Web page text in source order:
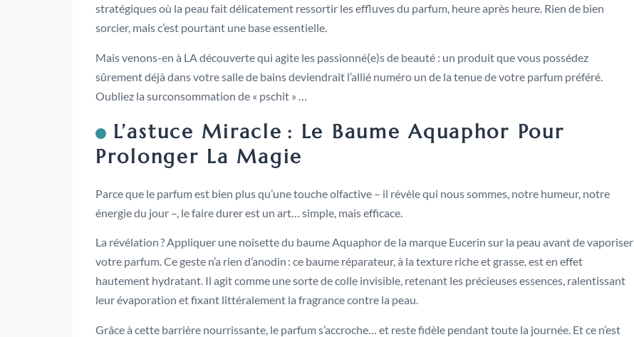
stratégiques où la peau fait délicatement ressortir les effluves du parfum, heure après heure. Rien de bien
sorcier, mais c’est pourtant une base essentielle.
Mais venons-en à LA découverte qui agite les passionné(e)s de beauté : un produit que vous possédez
sûrement déjà dans votre salle de bains deviendrait l’allié numéro un de la tenue de votre parfum préféré.
Oubliez la surconsommation de « pschit » …
L’astuce Miracle : Le Baume Aquaphor Pour
Prolonger La Magie
Parce que le parfum est bien plus qu’une touche olfactive – il révèle qui nous sommes, notre humeur, notre
énergie du jour –, le faire durer est un art… simple, mais efficace.
La révélation ? Appliquer une noisette du baume Aquaphor de la marque Eucerin sur la peau avant de vaporiser
votre parfum. Ce geste n’a rien d’anodin : ce baume réparateur, à la texture riche et grasse, est en effet
hautement hydratant. Il agit comme une sorte de colle invisible, retenant les précieuses essences, ralentissant
leur évaporation et fixant littéralement la fragrance contre la peau.
Grâce à cette barrière nourrissante, le parfum s’accroche… et reste fidèle pendant toute la journée. Et ce n’est